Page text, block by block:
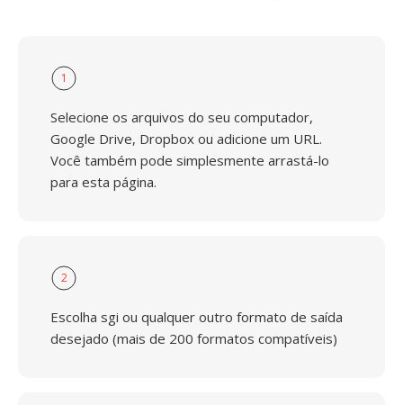
1
Selecione os arquivos do seu computador,
Google Drive, Dropbox ou adicione um URL.
Você também pode simplesmente arrastá-lo
para esta página.
2
Escolha sgi ou qualquer outro formato de saída
desejado (mais de 200 formatos compatíveis)